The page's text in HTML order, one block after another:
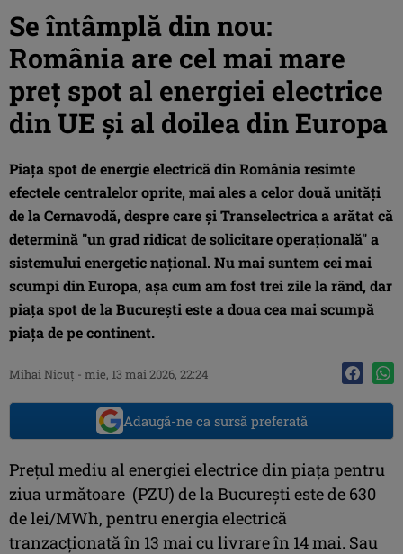
Se întâmplă din nou:
România are cel mai mare
preț spot al energiei electrice
din UE și al doilea din Europa
Piața spot de energie electrică din România resimte
efectele centralelor oprite, mai ales a celor două unități
de la Cernavodă, despre care și Transelectrica a arătat că
determină "un grad ridicat de solicitare operațională" a
sistemului energetic național. Nu mai suntem cei mai
scumpi din Europa, așa cum am fost trei zile la rând, dar
piața spot de la București este a doua cea mai scumpă
piața de pe continent.
Mihai Nicuţ - mie, 13 mai 2026, 22:24
Adaugă-ne ca sursă preferată
Prețul mediu al energiei electrice din piața pentru
ziua următoare (PZU) de la București este de 630
de lei/MWh, pentru energia electrică
tranzacționată în 13 mai cu livrare în 14 mai. Sau